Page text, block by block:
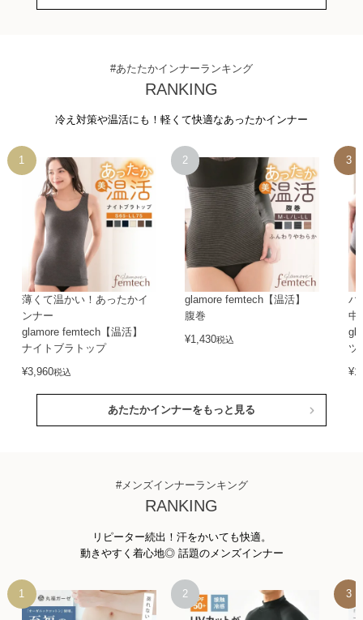
#あたたかインナーランキング
RANKING
冷え対策や温活にも！軽くて快適なあったかインナー
薄くて温かい！あったかイ
ンナー
glamore femtech【温活】
ナイトブラトップ
¥3,960税込
glamore femtech【温活】
腹巻
¥1,430税込
パ
ツ
¥
あたたかインナーをもっと見る
#メンズインナーランキング
RANKING
リピーター続出！汗をかいても快適。
動きやすく着心地◎ 話題のメンズインナー